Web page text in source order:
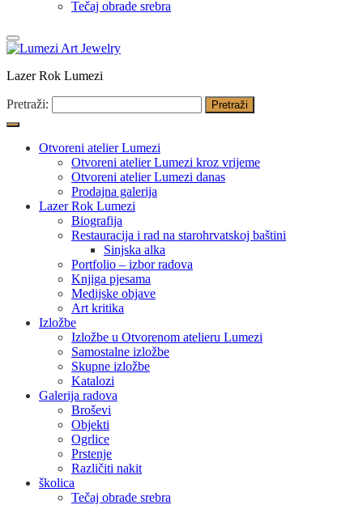
Tečaj obrade srebra
Lazer Rok Lumezi
Pretraži:
Otvoreni atelier Lumezi
Otvoreni atelier Lumezi kroz vrijeme
Otvoreni atelier Lumezi danas
Prodajna galerija
Lazer Rok Lumezi
Biografija
Restauracija i rad na starohrvatskoj baštini
Sinjska alka
Portfolio – izbor radova
Knjiga pjesama
Medijske objave
Art kritika
Izložbe
Izložbe u Otvorenom atelieru Lumezi
Samostalne izložbe
Skupne izložbe
Katalozi
Galerija radova
Broševi
Objekti
Ogrlice
Prstenje
Različiti nakit
školica
Tečaj obrade srebra